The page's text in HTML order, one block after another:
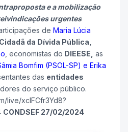
e a mobilização
urgentes
de Maria Lúcia
da Dívida Pública,
, economistas do DIEESE, as
Bomfim (PSOL-SP) e Erika
das entidades
do serviço público.
live/xcIFCfr3Yd8?
CONDSEF 27/02/2024